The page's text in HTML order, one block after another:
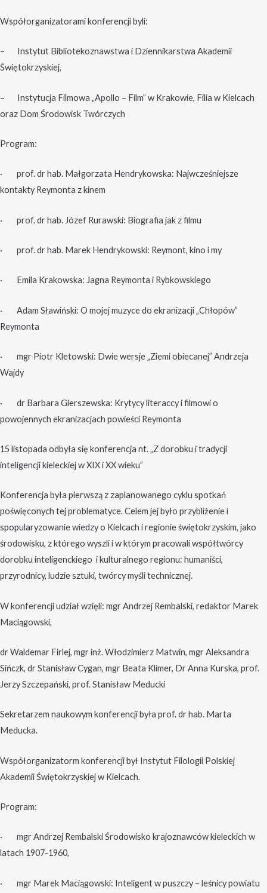
Współorganizatorami konferencji byli:
– Instytut Bibliotekoznawstwa i Dziennikarstwa Akademii
Świętokrzyskiej,
– Instytucja Filmowa „Apollo – Film” w Krakowie, Filia w Kielcach
oraz Dom Środowisk Twórczych
Program:
· prof. dr hab. Małgorzata Hendrykowska: Najwcześniejsze
kontakty Reymonta z kinem
· prof. dr hab. Józef Rurawski: Biografia jak z filmu
· prof. dr hab. Marek Hendrykowski: Reymont, kino i my
· Emila Krakowska: Jagna Reymonta i Rybkowskiego
· Adam Sławiński: O mojej muzyce do ekranizacji „Chłopów”
Reymonta
· mgr Piotr Kletowski: Dwie wersje „Ziemi obiecanej” Andrzeja
Wajdy
· dr Barbara Gierszewska: Krytycy literaccy i filmowi o
powojennych ekranizacjach powieści Reymonta
15 listopada odbyła się konferencja nt. „Z dorobku i tradycji
inteligencji kieleckiej w XIX i XX wieku”
Konferencja była pierwszą z zaplanowanego cyklu spotkań
poświęconych tej problematyce. Celem jej było przybliżenie i
spopularyzowanie wiedzy o Kielcach i regionie świętokrzyskim, jako
środowisku, z którego wyszli i w którym pracowali współtwórcy
dorobku inteligenckiego i kulturalnego regionu: humaniści,
przyrodnicy, ludzie sztuki, twórcy myśli technicznej.
W konferencji udział wzięli: mgr Andrzej Rembalski, redaktor Marek
Maciągowski,
dr Waldemar Firlej, mgr inż. Włodzimierz Matwin, mgr Aleksandra
Sińczk, dr Stanisław Cygan, mgr Beata Klimer, Dr Anna Kurska, prof.
Jerzy Szczepański, prof. Stanisław Meducki
Sekretarzem naukowym konferencji była prof. dr hab. Marta
Meducka.
Współorganizatorm konferencji był Instytut Filologii Polskiej
Akademii Świętokrzyskiej w Kielcach.
Program:
· mgr Andrzej Rembalski Środowisko krajoznawców kieleckich w
latach 1907-1960,
· mgr Marek Maciągowski: Inteligent w puszczy – leśnicy powiatu